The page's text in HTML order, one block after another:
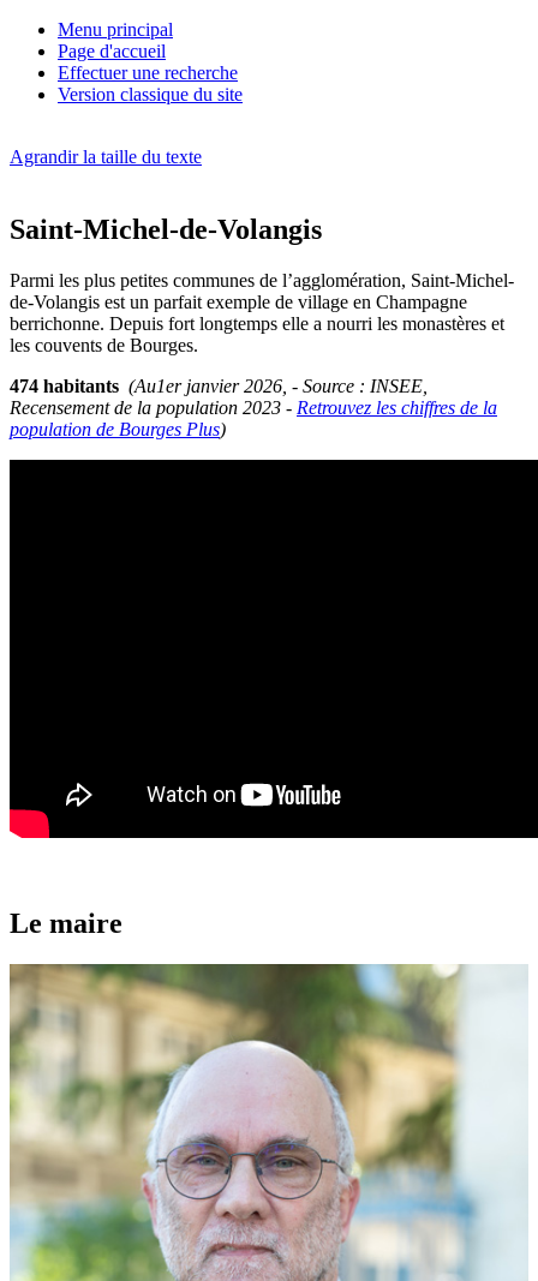
Menu principal
Page d'accueil
Effectuer une recherche
Version classique du site
Agrandir la taille du texte
Saint-Michel-de-Volangis
Parmi les plus petites communes de l’agglomération, Saint-Michel-
de-Volangis est un parfait exemple de village en Champagne
berrichonne. Depuis fort longtemps elle a nourri les monastères et
les couvents de Bourges.
474 habitants (Au1er janvier 2026, - Source : INSEE,
Recensement de la population 2023 - Retrouvez les chiffres de la
population de Bourges Plus)
Le maire